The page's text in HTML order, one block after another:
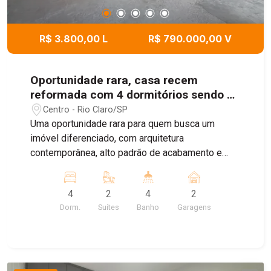
R$ 3.800,00 L R$ 790.000,00 V
Oportunidade rara, casa recem
reformada com 4 dormitórios sendo 2
suites e espaço gourmet - Santa Cruz.
Centro - Rio Claro/SP
Uma oportunidade rara para quem busca um
imóvel diferenciado, com arquitetura
contemporânea, alto padrão de acabamento e
passando por uma reforma completa,
desenvolvida a partir de um projeto assinado por
um escritório de arquitetura reconhecido em Rio
4
Dorm.
2
Suítes
4
Banho
2
Garagens